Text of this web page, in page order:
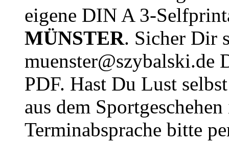
eigene DIN A 3-
MÜNSTER. Sicher Dir
muenster@szybalski.de
PDF. Hast Du Lust
aus dem
Terminabsprache bitte